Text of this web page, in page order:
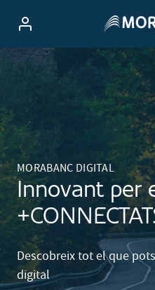
MORABANC DIGITAL
Innovant per
Descobreix tot el que
digital